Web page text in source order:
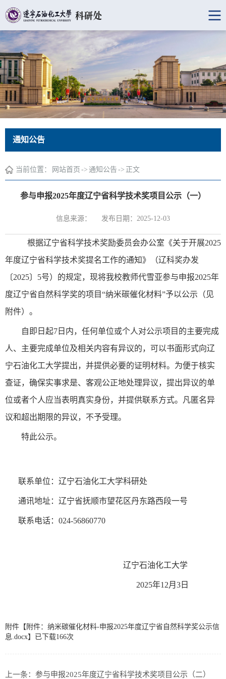
通知公告
当前位置： 网站首页 -> 通知公告 -> 正文
参与申报2025年度辽宁省科学技术奖项目公示（一）
信息来源： 发布日期：2025-12-03
根据辽宁省科学技术奖励委员会办公室《关于开展2025
年度辽宁省科学技术奖提名工作的通知》（辽科奖办发
〔2025〕5号）的规定，现将我校教师代雪亚参与申报2025年
度辽宁省自然科学奖的项目“纳米碳催化材料”予以公示（见
附件）。
自即日起7日内，任何单位或个人对公示项目的主要完成
人、主要完成单位及相关内容有异议的，可以书面形式向辽
宁石油化工大学提出，并提供必要的证明材料。为便于核实
查证，确保实事求是、客观公正地处理异议，提出异议的单
位或者个人应当表明真实身份，并提供联系方式。凡匿名异
议和超出期限的异议，不予受理。
特此公示。
联系单位：辽宁石油化工大学科研处
通讯地址：辽宁省抚顺市望花区丹东路西段一号
联系电话：024-56860770
辽宁石油化工大学
2025年12月3日
附件【 附件：纳米碳催化材料-申报2025年度辽宁省自然科学奖公示信
息.docx】已下载166次
上一条： 参与申报2025年度辽宁省科学技术奖项目公示（二）